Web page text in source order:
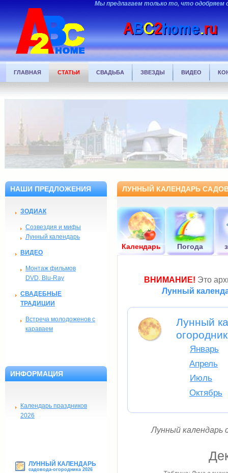
Мы предлагаем только то, что одобряем
ГЛАВНАЯ СТАТЬИ СВАДЬБА ЗВЕЗДЫ ВИДЕО
НАШИ ПРЕДЛОЖЕНИЯ
ЗОДИАК
Созвездия и мифы
Лунный календарь
ВИДЕО
Монтаж фильмов
DVD, Blu-Ray
СВАДЕБНЫЕ
ТРАДИЦИИ
Встреча молодоженов с
караваем
ИНФОРМАЦИЯ
Календарь праздников
2026
ЛУННЫЙ КАЛЕНДАРЬ
садовода-огородника 2026
ЛУННЫЙ КАЛЕНДАРЬ
Календарь Погода
ВНИМАНИЕ! Это
Лунный
Лунный
Январь
Апрель
Июль
Октябрь
Лунный календарь